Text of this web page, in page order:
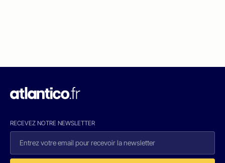
RECEVEZ NOTRE NEWSLETTER